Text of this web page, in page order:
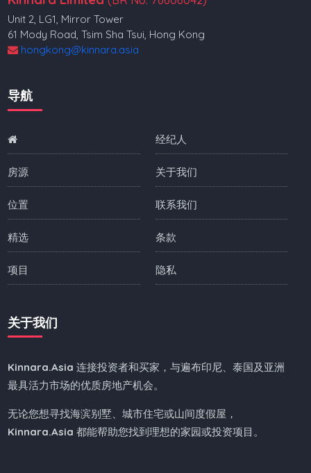
Unit 2, LG1, Mirror Tower
61 Mody Road, Tsim Sha Tsui, Hong Kong
hongkong@kinnara.asia
导航
房源
位置
精选
项目
经纪人
关于我们
联系我们
条款
隐私
关于我们
Kinnara.Asia 连接投资者和买家，与遍布印尼、泰国及亚洲
最具活力市场的优质房地产机会。
无论您想寻找海滨别墅、城市住宅或山间度假屋，
Kinnara.Asia 都能帮助您找到理想的家园或投资项目。